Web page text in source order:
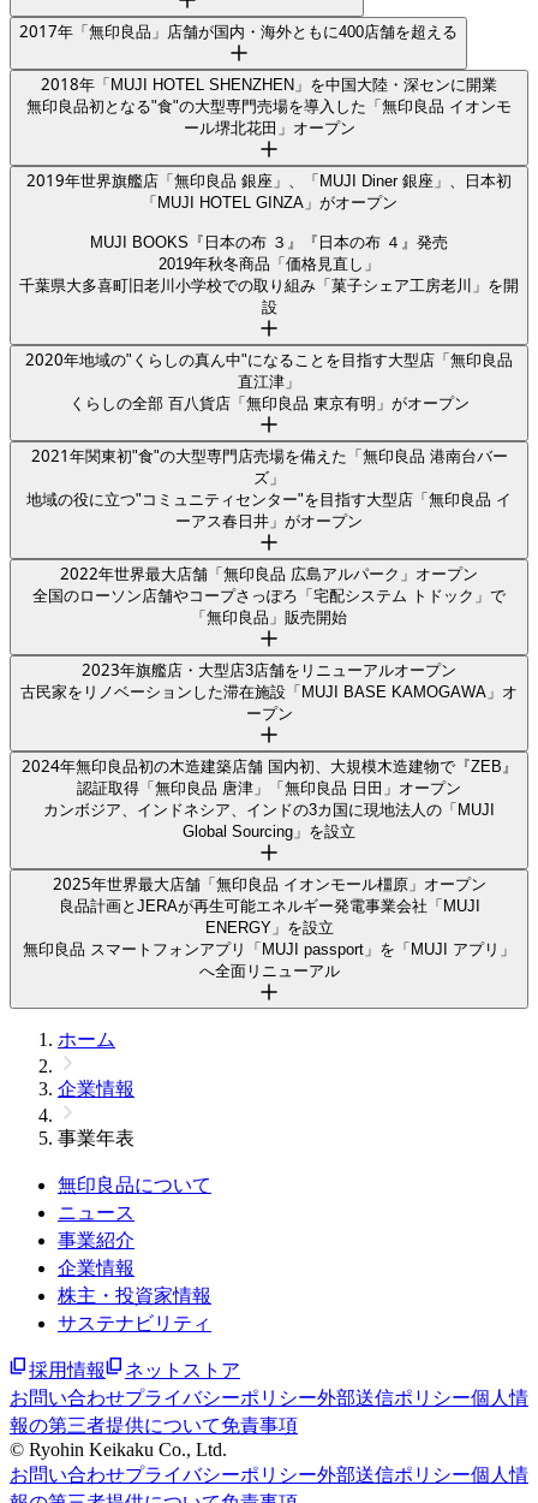
2017年 「無印良品」店舗が国内・海外ともに400店舗を超える
2018年 「MUJI HOTEL SHENZHEN」を中国大陸・深センに開業
無印良品初となる"食"の大型専門売場を導入した「無印良品 イオンモ
ール堺北花田」オープン
2019年世界旗艦店「無印良品 銀座」、「MUJI Diner 銀座」、日本初
「MUJI HOTEL GINZA」がオープン
MUJI BOOKS『日本の布 ３』『日本の布 ４』発売
2019年秋冬商品「価格見直し」
千葉県大多喜町旧老川小学校での取り組み「菓子シェア工房老川」を開
設
2020年地域の"くらしの真ん中"になることを目指す大型店「無印良品
直江津」
くらしの全部 百八貨店「無印良品 東京有明」がオープン
2021年関東初"食"の大型専門店売場を備えた「無印良品 港南台バー
ズ」
地域の役に立つ"コミュニティセンター"を目指す大型店「無印良品 イ
ーアス春日井」がオープン
2022年世界最大店舗「無印良品 広島アルパーク」オープン
全国のローソン店舗やコープさっぽろ「宅配システム トドック」で
「無印良品」販売開始
2023年旗艦店・大型店3店舗をリニューアルオープン
古民家をリノベーションした滞在施設「MUJI BASE KAMOGAWA」オ
ープン
2024年無印良品初の木造建築店舗 国内初、大規模木造建物で『ZEB』
認証取得「無印良品 唐津」「無印良品 日田」オープン
カンボジア、インドネシア、インドの3カ国に現地法人の「MUJI
Global Sourcing」を設立
2025年世界最大店舗「無印良品 イオンモール橿原」オープン
良品計画とJERAが再生可能エネルギー発電事業会社「MUJI
ENERGY」を設立
無印良品 スマートフォンアプリ「MUJI passport」を「MUJI アプリ」
へ全面リニューアル
ホーム
企業情報
事業年表
無印良品について
ニュース
事業紹介
企業情報
株主・投資家情報
サステナビリティ
採用情報
ネットストア
お問い合わせプライバシーポリシー外部送信ポリシー個人情
報の第三者提供について免責事項
© Ryohin Keikaku Co., Ltd.
お問い合わせプライバシーポリシー外部送信ポリシー個人情